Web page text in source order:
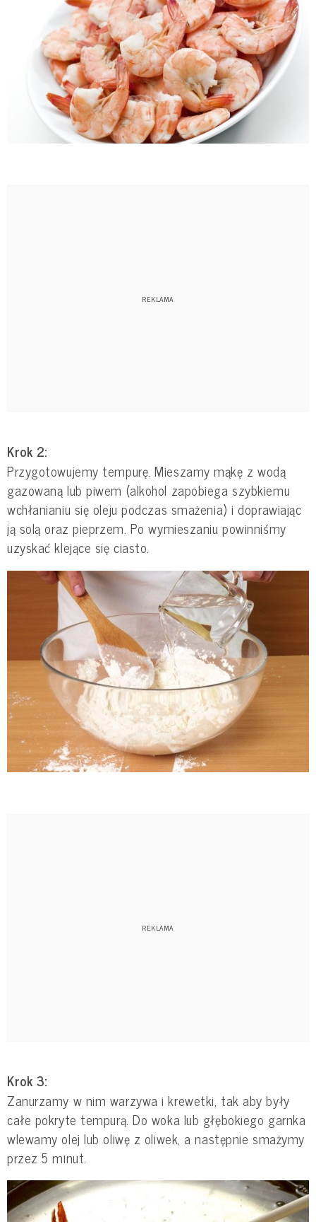
Krok 2:
Przygotowujemy tempurę. Mieszamy mąkę z wodą
gazowaną lub piwem (alkohol zapobiega szybkiemu
wchłanianiu się oleju podczas smażenia) i doprawiając
ją solą oraz pieprzem. Po wymieszaniu powinniśmy
uzyskać klejące się ciasto.
Krok 3:
Zanurzamy w nim warzywa i krewetki, tak aby były
całe pokryte tempurą. Do woka lub głębokiego garnka
wlewamy olej lub oliwę z oliwek, a następnie smażymy
przez 5 minut.